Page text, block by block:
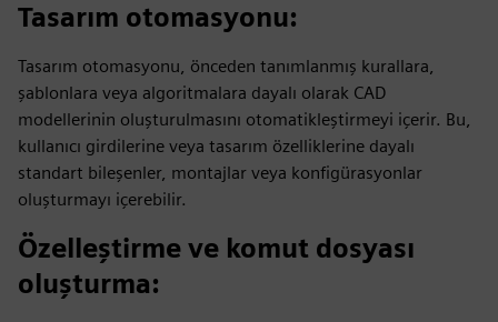
Tasarım otomasyonu:
Tasarım otomasyonu, önceden tanımlanmış kurallara,
şablonlara veya algoritmalara dayalı olarak CAD
modellerinin oluşturulmasını otomatikleştirmeyi içerir. Bu,
kullanıcı girdilerine veya tasarım özelliklerine dayalı
standart bileşenler, montajlar veya konfigürasyonlar
oluşturmayı içerebilir.
Özelleştirme ve komut dosyası
oluşturma: